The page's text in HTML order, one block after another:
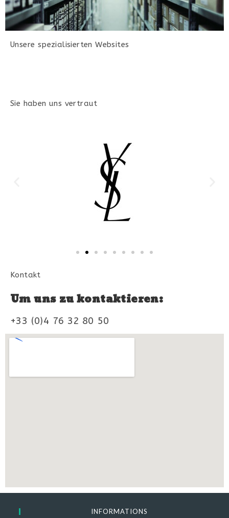
Unsere spezialisierten Websites
Sie haben uns vertraut
Kontakt
Um uns zu kontaktieren:
+33 (0)4 76 32 80 50
INFORMATIONS